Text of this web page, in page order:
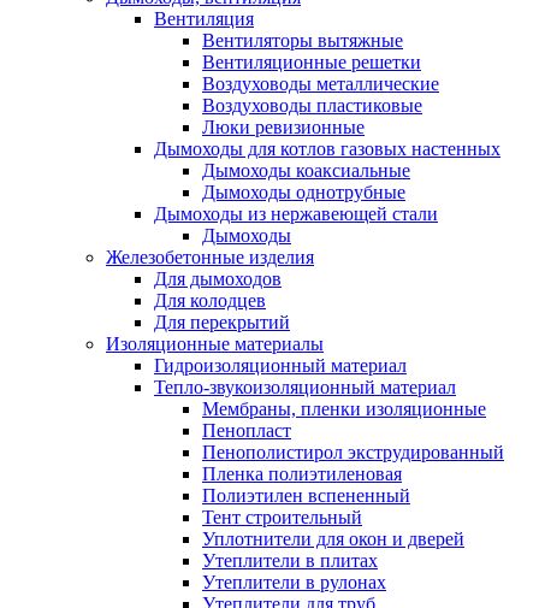
Вентиляция
Вентиляторы вытяжные
Вентиляционные решетки
Воздуховоды металлические
Воздуховоды пластиковые
Люки ревизионные
Дымоходы для котлов газовых настенных
Дымоходы коаксиальные
Дымоходы однотрубные
Дымоходы из нержавеющей стали
Дымоходы
Железобетонные изделия
Для дымоходов
Для колодцев
Для перекрытий
Изоляционные материалы
Гидроизоляционный материал
Тепло-звукоизоляционный материал
Мембраны, пленки изоляционные
Пенопласт
Пенополистирол экструдированный
Пленка полиэтиленовая
Полиэтилен вспененный
Тент строительный
Уплотнители для окон и дверей
Утеплители в плитах
Утеплители в рулонах
Утеплители для труб